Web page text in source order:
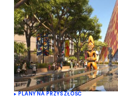
PLANY NA PRZYSZŁOŚĆ